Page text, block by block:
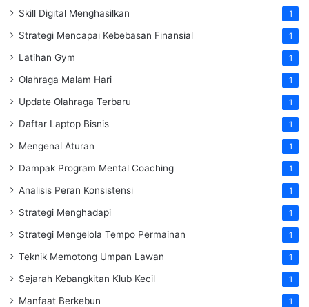
Skill Digital Menghasilkan 1
Strategi Mencapai Kebebasan Finansial 1
Latihan Gym 1
Olahraga Malam Hari 1
Update Olahraga Terbaru 1
Daftar Laptop Bisnis 1
Mengenal Aturan 1
Dampak Program Mental Coaching 1
Analisis Peran Konsistensi 1
Strategi Menghadapi 1
Strategi Mengelola Tempo Permainan 1
Teknik Memotong Umpan Lawan 1
Sejarah Kebangkitan Klub Kecil 1
Manfaat Berkebun 1